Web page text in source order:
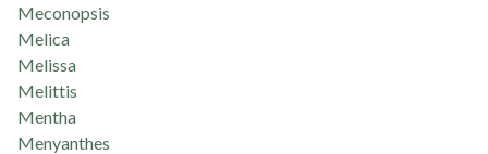
Meconopsis
Melica
Melissa
Melittis
Mentha
Menyanthes